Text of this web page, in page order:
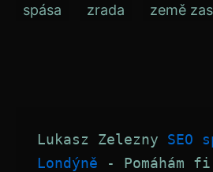
spása
zrada země
Lukasz Zelezny SEO
Londýně - Pomáhám